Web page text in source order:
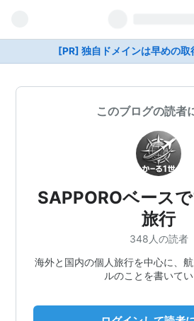
[PR] 独自ドメインは早めの取
このブログの読者
SAPPOROベース
旅行
348人の読者
海外と国内の個人旅行を中心に、
ルのことを書いて